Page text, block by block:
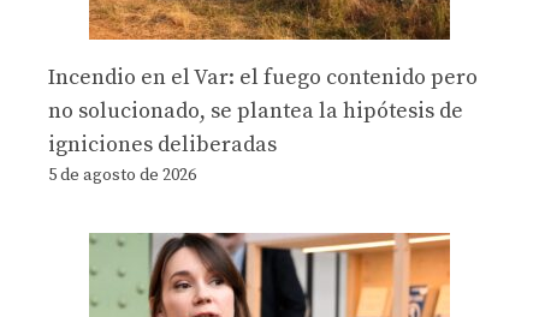
Incendio en el Var: el fuego contenido pero
no solucionado, se plantea la hipótesis de
igniciones deliberadas
5 de agosto de 2026